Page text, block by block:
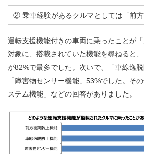
② 乗車経験があるクルマとしては「前
運転支援機能付きの車両に乗ったことが
対象に、搭載されていた機能を尋ねると、
が82%で最多でした。次いで、「車線逸脱
「障害物センサー機能」53%でした。そ
ステム機能」などの回答がありました。